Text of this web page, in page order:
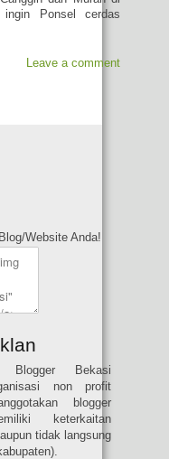
Ponsel cerdas
Leave a comment
Website Anda!
Blogger Bekasi
non profit
blogger
keterkaitan
tidak langsung